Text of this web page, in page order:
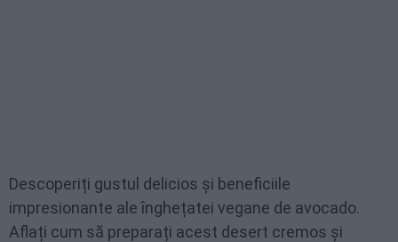
Descoperiți gustul delicios și beneficiile
impresionante ale înghețatei vegane de avocado.
Aflați cum să preparați acest desert cremos și